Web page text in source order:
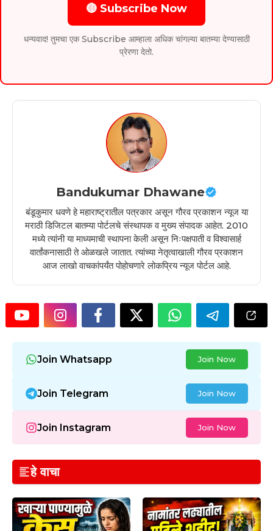
🔴 Subscribe Now
धन्यवाद! तुमचा एक Subscribe आम्हाला अधिक चांगल्या बातम्या देण्यासाठी
प्रेरणा देतो.
Bandukumar Dhawane
बंडूकुमार धवणे हे महाराष्ट्रातील पत्रकार असून गौरव प्रकाशन न्यूज या
मराठी डिजिटल बातम्या पोर्टलचे संस्थापक व मुख्य संपादक आहेत. 2010
मध्ये त्यांनी या माध्यमाची स्थापना केली असून निःपक्षपाती व विश्वासार्ह
वार्तांकनासाठी ते ओळखले जातात. त्यांच्या नेतृत्वाखाली गौरव प्रकाशन
आज लाखो वाचकांपर्यंत पोहोचणारे लोकप्रिय न्यूज पोर्टल आहे.
Join Whatsapp Join Now
Join Telegram Join Now
Join Instagram Join Now
हे वाचा